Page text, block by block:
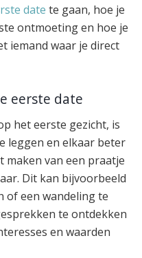
date te gaan, hoe je
ontmoeting en hoe je
iemand waar je direct
eerste date
het eerste gezicht, is
leggen en elkaar beter
maken van een praatje
Dit kan bijvoorbeeld
of een wandeling te
te ontdekken
en waarden